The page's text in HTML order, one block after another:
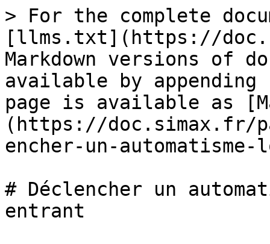
> For the complete
[llms.txt](https://
Markdown versions of
available by
page is available as
(https://doc.simax.fr/
encher-un-
# Déclencher un
entrant